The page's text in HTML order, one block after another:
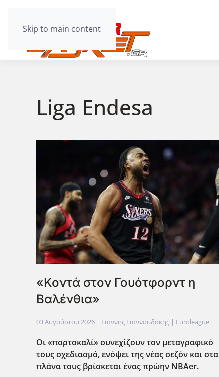
Skip to main content
Liga Endesa
«Κοντά στον Γουότφορντ η
Βαλένθια»
03 Αυγούστου 2026 | Γιάννης Γιαννουδάκης | Euroleague
Οι «πορτοκαλί» συνεχίζουν τον μεταγραφικό
τους σχεδιασμό, ενόψει της νέας σεζόν και στα
πλάνα τους βρίσκεται ένας πρώην NBAer.